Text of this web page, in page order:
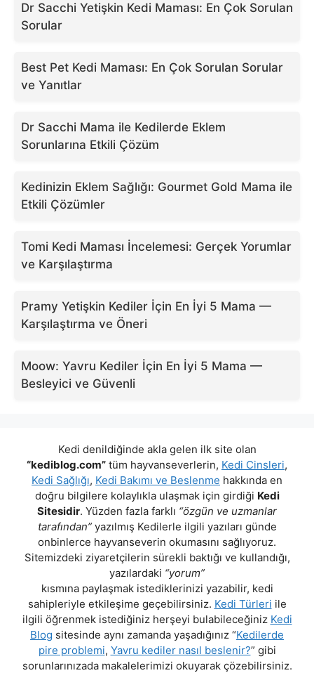
Dr Sacchi Yetişkin Kedi Maması: En Çok Sorulan
Sorular
Best Pet Kedi Maması: En Çok Sorulan Sorular
ve Yanıtlar
Dr Sacchi Mama ile Kedilerde Eklem
Sorunlarına Etkili Çözüm
Kedinizin Eklem Sağlığı: Gourmet Gold Mama ile
Etkili Çözümler
Tomi Kedi Maması İncelemesi: Gerçek Yorumlar
ve Karşılaştırma
Pramy Yetişkin Kediler İçin En İyi 5 Mama —
Karşılaştırma ve Öneri
Moow: Yavru Kediler İçin En İyi 5 Mama —
Besleyici ve Güvenli
Kedi denildiğinde akla gelen ilk site olan
“kediblog.com” tüm hayvanseverlerin, Kedi Cinsleri,
Kedi Sağlığı, Kedi Bakımı ve Beslenme hakkında en
doğru bilgilere kolaylıkla ulaşmak için girdiği Kedi
Sitesidir. Yüzden fazla farklı “özgün ve uzmanlar
tarafından”yazılmış Kedilerle ilgili yazıları günde
onbinlerce hayvanseverin okumasını sağlıyoruz.
Sitemizdeki ziyaretçilerin sürekli baktığı ve kullandığı,
yazılardaki “yorum”
kısmına paylaşmak istediklerinizi yazabilir, kedi
sahipleriyle etkileşime geçebilirsiniz. Kedi Türleri ile
ilgili öğrenmek istediğiniz herşeyi bulabileceğiniz Kedi
Blog sitesinde aynı zamanda yaşadığınız “Kedilerde
pire problemi, Yavru kediler nasıl beslenir?” gibi
sorunlarınızada makalelerimizi okuyarak çözebilirsiniz.